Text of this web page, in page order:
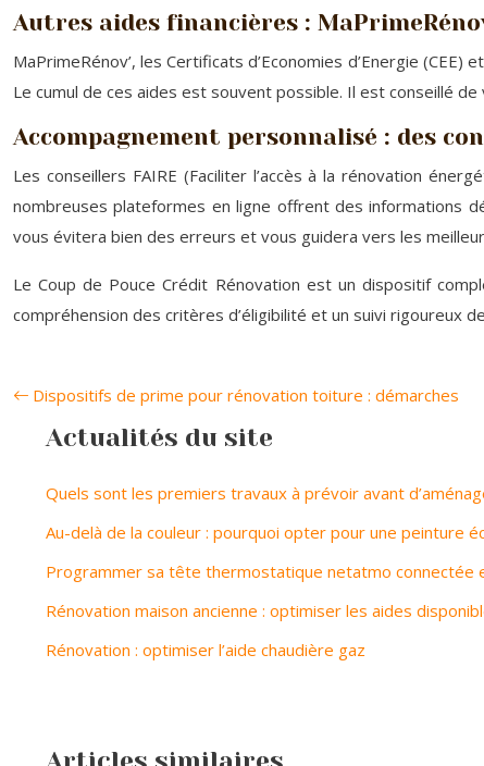
Autres aides financières :
MaPrimeRénov’, les Certificats d’Economies d’Energie
Le cumul de ces aides est souvent possible. Il est conseillé
Accompagnement personnalisé : des
Les conseillers FAIRE (Faciliter l’accès à la rénovation
nombreuses plateformes en ligne offrent des informations
vous évitera bien des erreurs et vous guidera vers les
Le Coup de Pouce Crédit Rénovation est un dispositif
compréhension des critères d’éligibilité et un suivi rigoureux
Dispositifs de prime pour rénovation toiture : démarches
Actualités du site
Quels sont les premiers travaux à prévoir avant
Au-delà de la couleur : pourquoi opter pour une peinture
Programmer sa tête thermostatique netatmo connectée
Rénovation maison ancienne : optimiser les aides
Rénovation : optimiser l’aide chaudière gaz